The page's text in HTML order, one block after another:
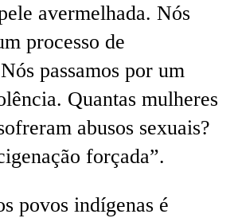
avermelhada. Nós
processo de
passamos por um
Quantas mulheres
abusos sexuais?
forçada”.
povos indígenas é